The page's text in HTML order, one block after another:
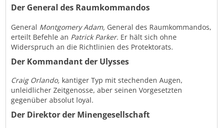
Der General des Raumkommandos
General Montgomery Adam, General des Raumkommandos,
erteilt Befehle an Patrick Parker. Er hält sich ohne
Widerspruch an die Richtlinien des Protektorats.
Der Kommandant der Ulysses
Craig Orlando, kantiger Typ mit stechenden Augen,
unleidlicher Zeitgenosse, aber seinen Vorgesetzten
gegenüber absolut loyal.
Der Direktor der Minengesellschaft